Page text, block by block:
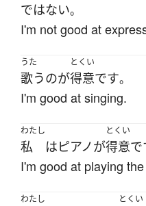
ではない。
I'm not good at
うた
歌うのが
とくい
得意です。
I'm good at singing.
わたし
私 はピアノが
とくい
得意で
I'm good at playing
わたし
とくい